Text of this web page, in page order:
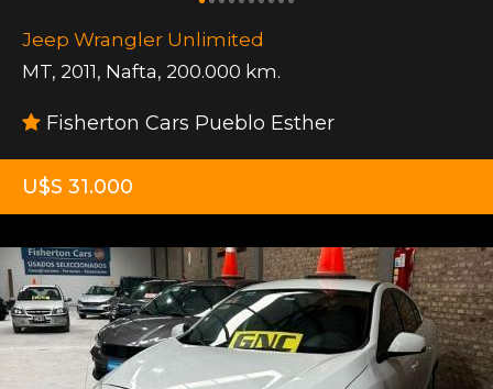
Jeep Wrangler Unlimited
MT, 2011, Nafta, 200.000 km.
Fisherton Cars Pueblo Esther
U$S 31.000